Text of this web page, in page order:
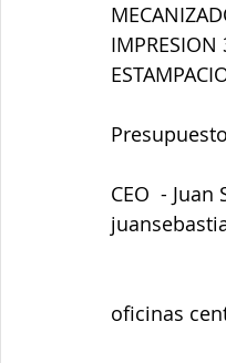
IMPRESION
CEO  -
oficinas